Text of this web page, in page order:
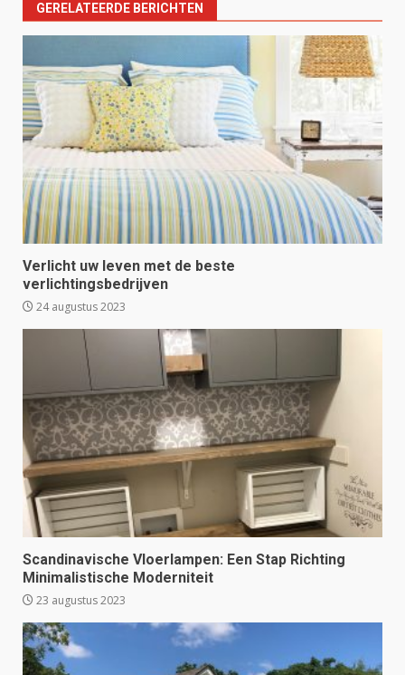
GERELATEERDE BERICHTEN
Verlicht uw leven met de beste
verlichtingsbedrijven
24 augustus 2023
Scandinavische Vloerlampen: Een Stap Richting
Minimalistische Moderniteit
23 augustus 2023